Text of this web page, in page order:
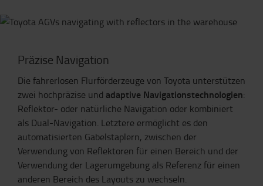
Präzise Navigation
Die fahrerlosen Flurförderzeuge von Toyota unterstützen
zwei hochpräzise und adaptive Navigationstechnologien:
Reflektor- oder natürliche Navigation oder kombiniert
als Dual-Navigation. Letztere ermöglicht es den
automatisierten Gabelstaplern, zwischen der
Verwendung von Reflektoren für einen Bereich und der
Verwendung der Lagerumgebung als Referenz für einen
anderen Bereich des Layouts zu wechseln.